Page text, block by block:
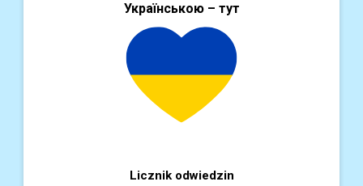
Українською – тут
Licznik odwiedzin